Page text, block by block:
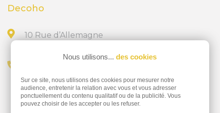
Decoho
10 Rue d’Allemagne
02 28 23 15 32
Nous utilisons... des cookies
Sur ce site, nous utilisons des cookies pour mesurer notre
audience, entretenir la relation avec vous et vous adresser
ponctuellement du contenu qualitatif ou de la publicité. Vous
pouvez choisir de les accepter ou les refuser.